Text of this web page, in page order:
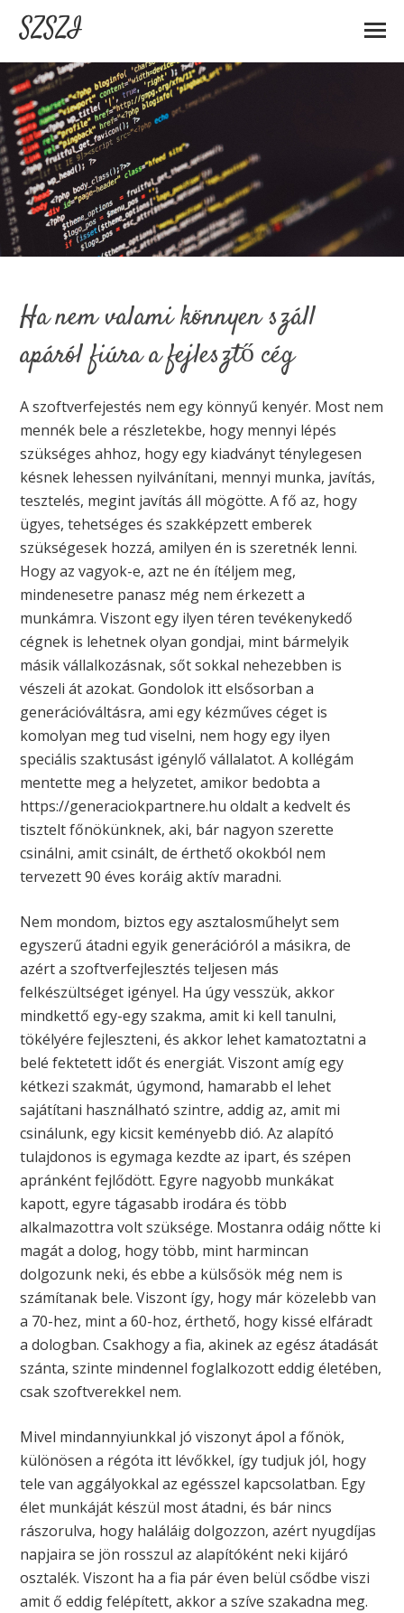
SZSZI
Ha nem valami könnyen száll
apáról fiúra a fejlesztő cég
A szoftverfejestés nem egy könnyű kenyér. Most nem
mennék bele a részletekbe, hogy mennyi lépés
szükséges ahhoz, hogy egy kiadványt ténylegesen
késnek lehessen nyilvánítani, mennyi munka, javítás,
tesztelés, megint javítás áll mögötte. A fő az, hogy
ügyes, tehetséges és szakképzett emberek
szükségesek hozzá, amilyen én is szeretnék lenni.
Hogy az vagyok-e, azt ne én ítéljem meg,
mindenesetre panasz még nem érkezett a
munkámra. Viszont egy ilyen téren tevékenykedő
cégnek is lehetnek olyan gondjai, mint bármelyik
másik vállalkozásnak, sőt sokkal nehezebben is
vészeli át azokat. Gondolok itt elsősorban a
generációváltásra, ami egy kézműves céget is
komolyan meg tud viselni, nem hogy egy ilyen
speciális szaktusást igénylő vállalatot. A kollégám
mentette meg a helyzetet, amikor bedobta a
https://generaciokpartnere.hu oldalt a kedvelt és
tisztelt főnökünknek, aki, bár nagyon szerette
csinálni, amit csinált, de érthető okokból nem
tervezett 90 éves koráig aktív maradni.
Nem mondom, biztos egy asztalosműhelyt sem
egyszerű átadni egyik generációról a másikra, de
azért a szoftverfejlesztés teljesen más
felkészültséget igényel. Ha úgy vesszük, akkor
mindkettő egy-egy szakma, amit ki kell tanulni,
tökélyére fejleszteni, és akkor lehet kamatoztatni a
belé fektetett időt és energiát. Viszont amíg egy
kétkezi szakmát, úgymond, hamarabb el lehet
sajátítani használható szintre, addig az, amit mi
csinálunk, egy kicsit keményebb dió. Az alapító
tulajdonos is egymaga kezdte az ipart, és szépen
apránként fejlődött. Egyre nagyobb munkákat
kapott, egyre tágasabb irodára és több
alkalmazottra volt szüksége. Mostanra odáig nőtte ki
magát a dolog, hogy több, mint harmincan
dolgozunk neki, és ebbe a külsősök még nem is
számítanak bele. Viszont így, hogy már közelebb van
a 70-hez, mint a 60-hoz, érthető, hogy kissé elfáradt
a dologban. Csakhogy a fia, akinek az egész átadását
szánta, szinte mindennel foglalkozott eddig életében,
csak szoftverekkel nem.
Mivel mindannyiunkkal jó viszonyt ápol a főnök,
különösen a régóta itt lévőkkel, így tudjuk jól, hogy
tele van aggályokkal az egésszel kapcsolatban. Egy
élet munkáját készül most átadni, és bár nincs
rászorulva, hogy haláláig dolgozzon, azért nyugdíjas
napjaira se jön rosszul az alapítóként neki kijáró
osztalék. Viszont ha a fia pár éven belül csődbe viszi
amit ő eddig felépített, akkor a szíve szakadna meg.